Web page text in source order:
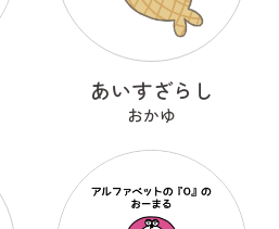
あいすざらし
おかゆ